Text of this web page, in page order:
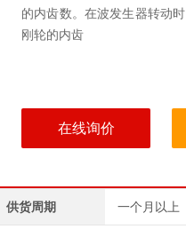
的内齿数。在波发生器转动
刚轮的内齿
在线询价
供货周期 一个月以上